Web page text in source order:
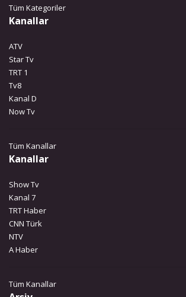
Tüm Kategoriler
Kanallar
ATV
Star Tv
TRT 1
Tv8
Kanal D
Now Tv
Tüm Kanallar
Kanallar
Show Tv
Kanal 7
TRT Haber
CNN Türk
NTV
A Haber
Tüm Kanallar